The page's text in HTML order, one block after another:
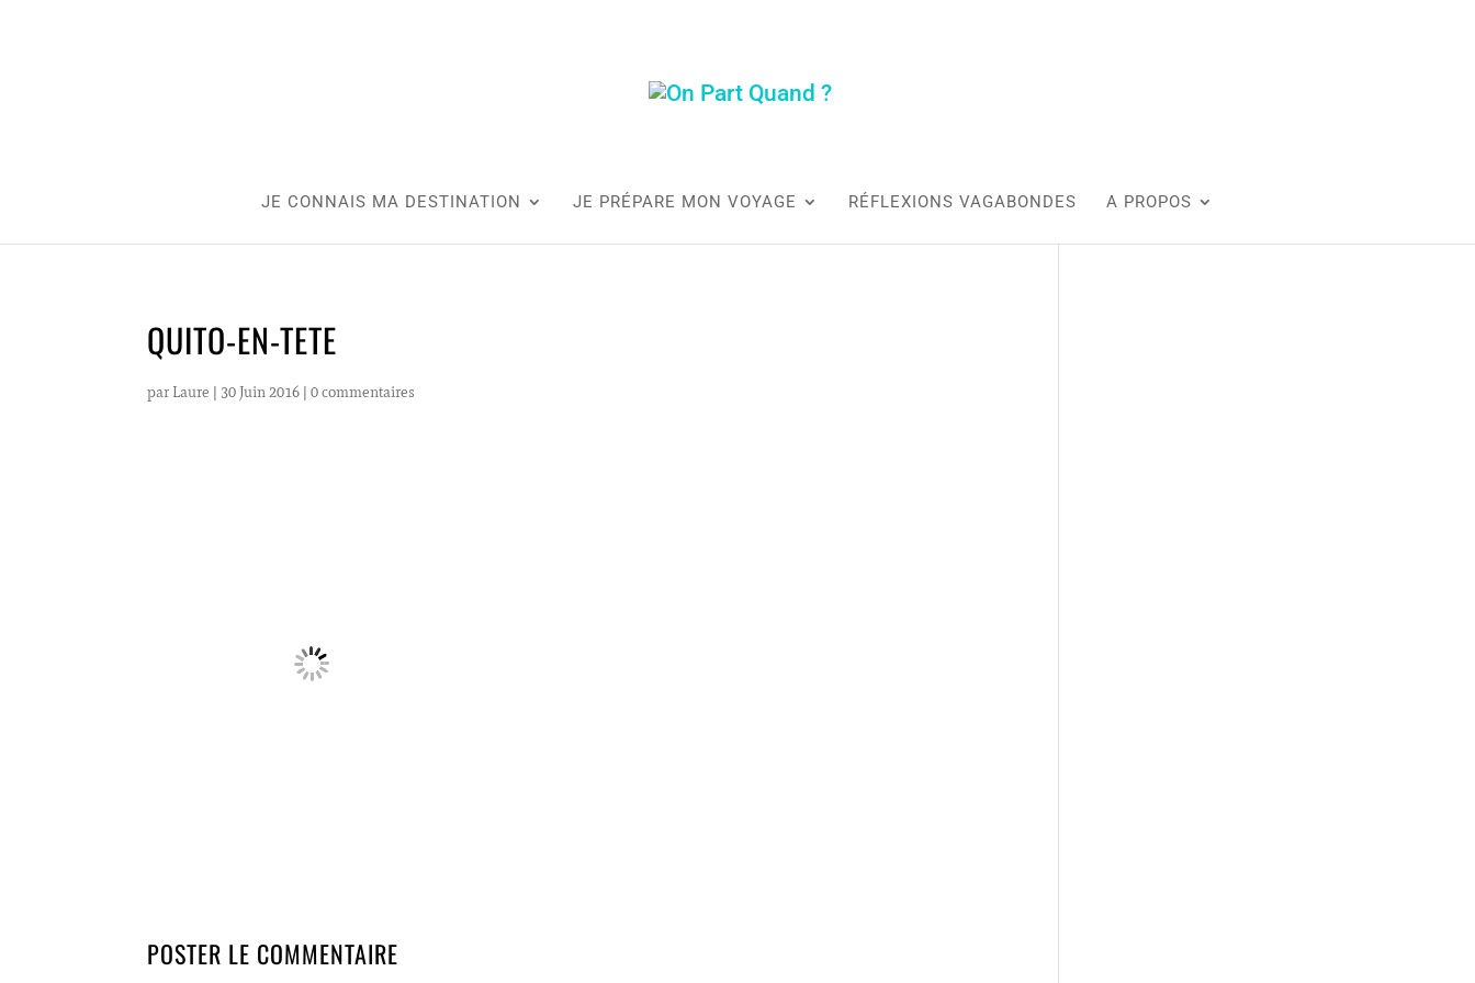
JE CONNAIS MA DESTINATION JE PRÉPARE MON VOYAGE RÉFLEXIONS VAGABONDES A PROPOS
QUITO-EN-TETE
par Laure | 30 Juin 2016 |0 commentaires
POSTER LE COMMENTAIRE